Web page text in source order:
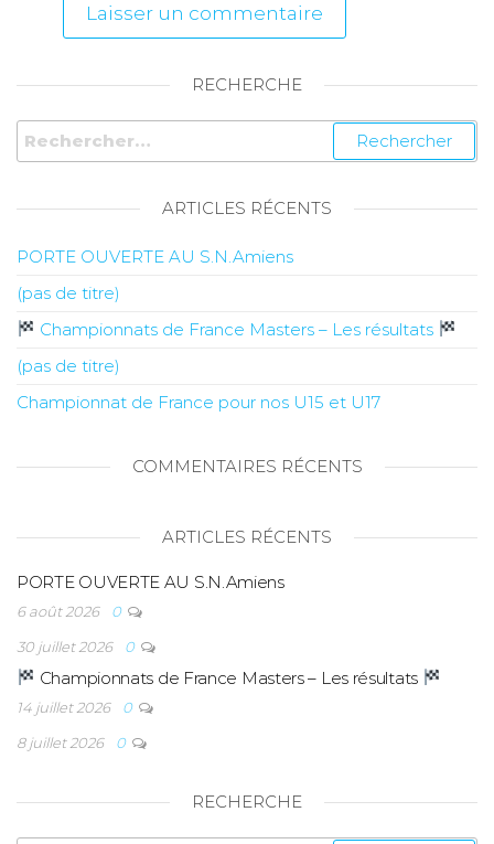
RECHERCHE
ARTICLES RÉCENTS
PORTE OUVERTE AU S.N.Amiens
(pas de titre)
Championnats de France Masters – Les résultats
(pas de titre)
Championnat de France pour nos U15 et U17
COMMENTAIRES RÉCENTS
ARTICLES RÉCENTS
PORTE OUVERTE AU S.N.Amiens
6 août 2026
0
30 juillet 2026
0
Championnats de France Masters – Les résultats
14 juillet 2026
0
8 juillet 2026
0
RECHERCHE